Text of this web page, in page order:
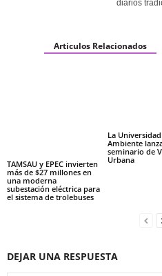
diarios
Articulos Relacionados
TAMSAU y EPEC invierten
más de $27 millones en
una moderna
subestación eléctrica para
el sistema de trolebuses
La
Ambiente
seminario de
Urbana
DEJAR UNA RESPUESTA